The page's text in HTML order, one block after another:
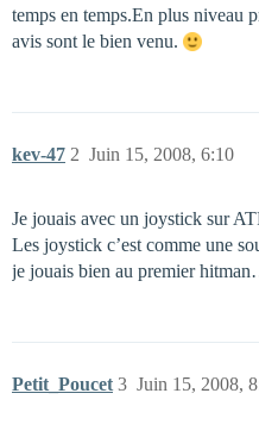
temps en temps.En plus niveau
avis sont le bien venu.
kev-47 Juin 15, 2008, 6:10
2
Je jouais avec un joystick sur
Les joystick c’est comme une
je jouais bien au premier
Petit_Poucet Juin 15, 2008,
3